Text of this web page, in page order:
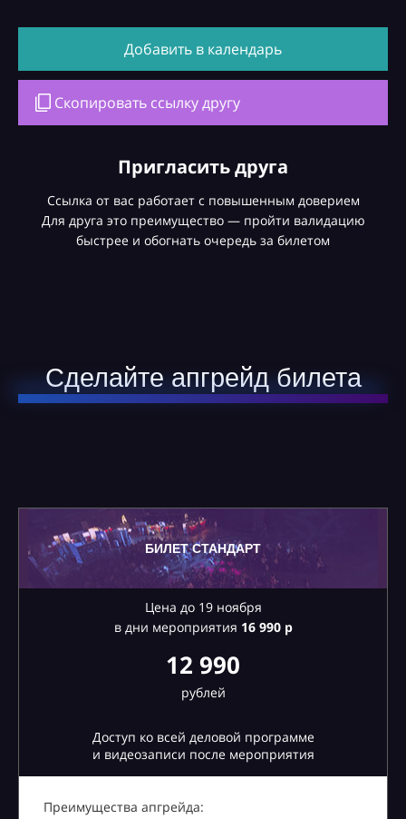
Добавить в календарь
Скопировать ссылку другу
Пригласить друга
Ссылка от вас работает с повышенным доверием
Для друга это преимущество — пройти валидацию
быстрее и обогнать очередь за билетом
Сделайте апгрейд билета
БИЛЕТ СТАНДАРТ
Цена до 19 ноября
в дни мероприятия 16990 р
12 990
рублей
Доступ ко всей деловой программе
и видеозаписи после мероприятия
Преимущества апгрейда: